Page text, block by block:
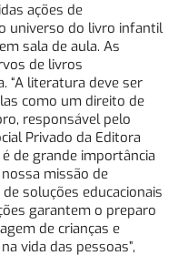
ações de
universo do livro infantil
sala de aula. As
de livros
“A literatura deve ser
como um direito de
responsável pelo
Privado da Editora
de grande importância
missão de
soluções educacionais
garantem o preparo
de crianças e
vida das pessoas”,